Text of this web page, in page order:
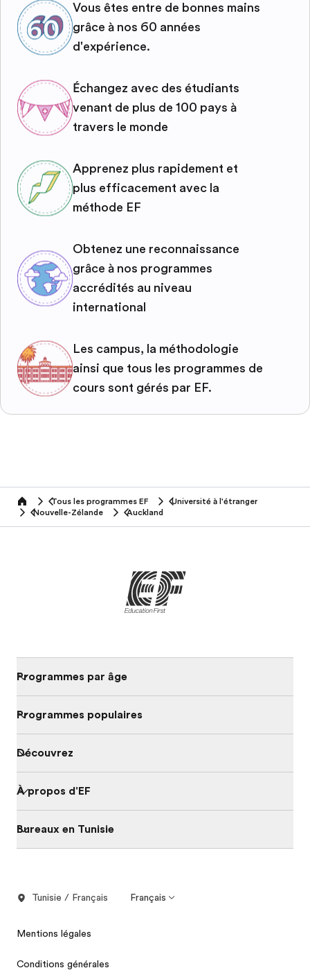
Vous êtes entre de bonnes mains
grâce à nos 60 années
d'expérience.
Échangez avec des étudiants
venant de plus de 100 pays à
travers le monde
Apprenez plus rapidement et
plus efficacement avec la
méthode EF
Obtenez une reconnaissance
grâce à nos programmes
accrédités au niveau
international
Les campus, la méthodologie
ainsi que tous les programmes de
cours sont gérés par EF.
home Tous les programmes EF
Université à l'étranger
Nouvelle-Zélande
Auckland
Programmes par âge
Programmes populaires
Découvrez
À propos d'EF
Bureaux en Tunisie
Tunisie / Français Français
Mentions légales
Conditions générales